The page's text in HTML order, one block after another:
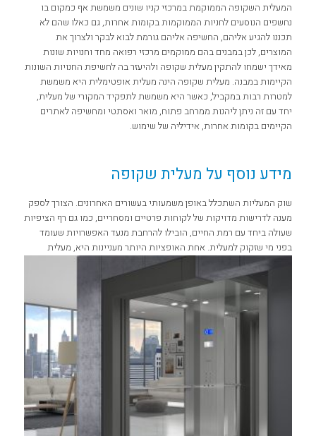
המעלית השקופה הממוקמת במרכזי קניו שונים משמשת אף כמקום בו
נחשפים הנוסעים לחניות הממוקמות בקומות אחרות, גם כאלו שהם לא
תכננו להגיע אליהם, החשיפה אליהם גורמת לבוא לבקר ולצרוך את
המוצרים, לכן במבנים בהם ממוקמים מרכזי רפואה מחד וחנויות שונות
מאידך ישמחו להתקין מעלית שקופה ולהיעזר בה לחשיפת החנויות השונות
הקיימות במבנה. מעלית שקופה הינה מעלית אופטימלית היא משמשת
למטרות רבות במקביל, כאשר היא משמשת לתפקיד המקורי של מעלית,
יחד עם זה ניתן ליהנות ממרחב פתוח, מואר ואסתטי ומחשיפה לאתרים
הקיימים בקומות אחרות, אידיליה של שימוש.
מידע נוסף על מעלית שקופה
שוק המעליות השתכלל באופן משמעותי בעשורים האחרונים. הצורך לספק
מענה לדרישות מדויקות של לקוחות פרטיים ומסחריים, כמו גם רף הציפיות
שעולה ביחד עם רמת החיים, הובילו להרחבת מנעד האפשרויות שעומד
בפני מי שזקוק למעלית. אחת האופציות היותר מעניינות היא, מעלית